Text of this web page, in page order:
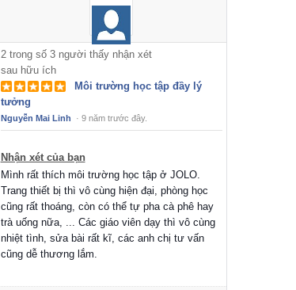
2trong số 3người thấy nhận xét
sau hữu ích
Môi trường học tập đầy lý
tưởng
Nguyễn Mai Linh · 9 năm trước đây.
Nhận xét của bạn
Mình rất thích môi trường học tập ở JOLO.
Trang thiết bị thì vô cùng hiện đại, phòng học
cũng rất thoáng, còn có thể tự pha cà phê hay
trà uống nữa, ... Các giáo viên dạy thì vô cùng
nhiệt tình, sửa bài rất kĩ, các anh chị tư vấn
cũng dễ thương lắm.